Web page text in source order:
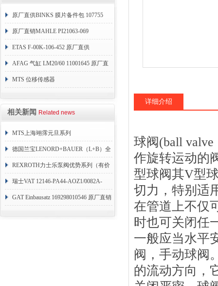
原厂直供BINKS 膜片备件包 107755
原厂直销MAHLE PI21063-069
ETAS F-00K-106-452 原厂直供
AFAG 气缸 LM20/60 11001645 原厂直
销
MTS 位移传感器
相关新闻 Related news
MTS上海翊霈元旦系列
RHM3050MR081A01
德国兰宝LENORD+BAUER（L+B）全
系列编码器
REXROTH力士乐泵阀优势系列（有价
目表）
瑞士VAT 12146-PA44-AOZ1/0082A-
1173938
GAT Einbausatz 169298010546 原厂直销
详细介绍
球阀(ball
作旋转运动的
型球阀其V型
切力，特别适
在管道上不仅
时也可关闭任
一般应当水平
阀，手动球阀
的流动方向，